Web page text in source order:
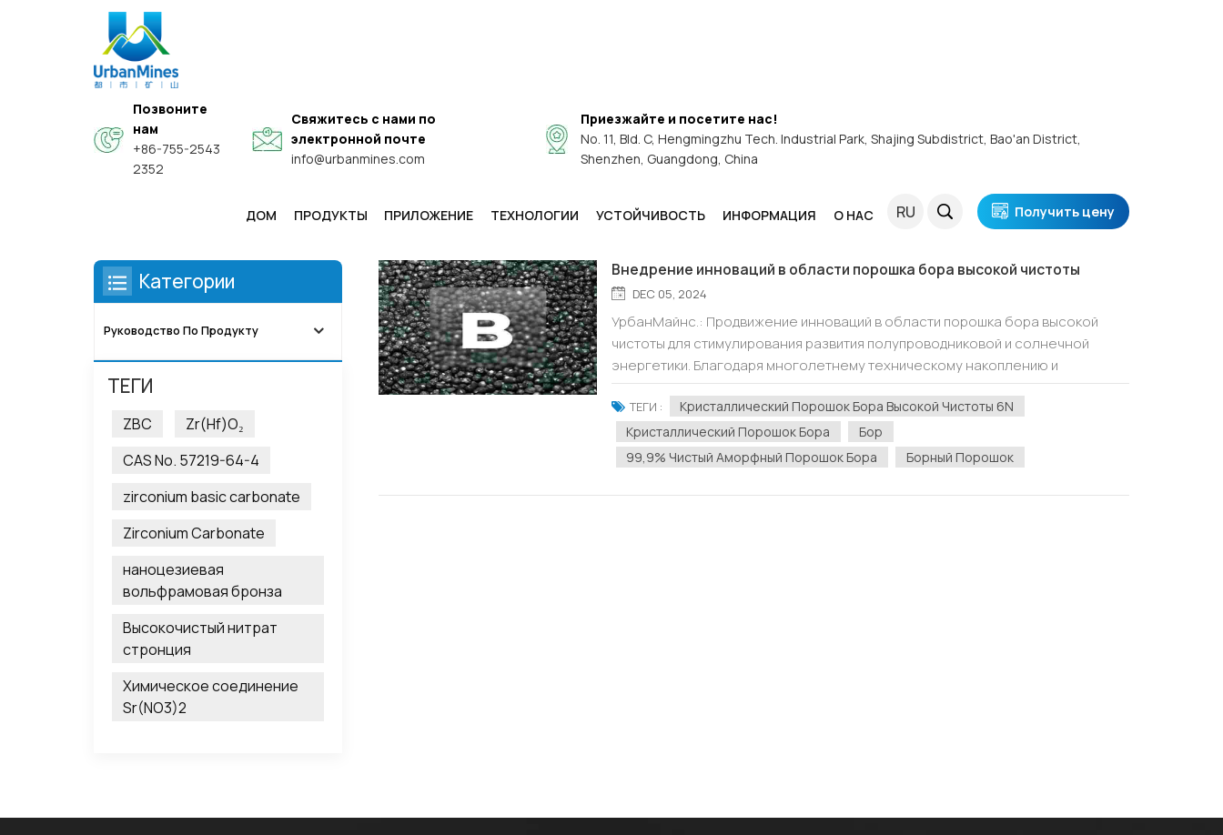
Позвоните
нам
+86-755-2543
2352
Свяжитесь с нами по
электронной почте
info@urbanmines.com
Приезжайте и посетите нас!
No. 11, Bld. C, Hengmingzhu Tech. Industrial Park, Shajing Subdistrict, Bao'an District,
Shenzhen, Guangdong, China
ДОМ ПРОДУКТЫ ПРИЛОЖЕНИЕ ТЕХНОЛОГИИ УСТОЙЧИВОСТЬ ИНФОРМАЦИЯ О НАС RU Получить цену
Кристаллический Порошок Бора Высокой Чистоты 6N
Внедрение инноваций в области порошка бора высокой чистоты
DEC 05, 2024
УрбанМайнс.: Продвижение инноваций в области порошка бора высокой
чистоты для стимулирования развития полупроводниковой и солнечной
энергетики. Благодаря многолетнему техническому накоплению и
инновационным прорывам в области высококачественных материалов
компания UrbanMines Tech. Компания Limi...
ТЕГИ :
Кристаллический Порошок Бора Высокой Чистоты 6N
Кристаллический Порошок Бора
Бор
99,9% Чистый Аморфный Порошок Бора
Борный Порошок
Категории
Руководство По Продукту
ТЕГИ
ZBC
Zr(Hf)O₂
CAS No. 57219-64-4
zirconium basic carbonate
Zirconium Carbonate
наноцезиевая
вольфрамовая бронза
Высокочистый нитрат
стронция
Химическое соединение
Sr(NO3)2